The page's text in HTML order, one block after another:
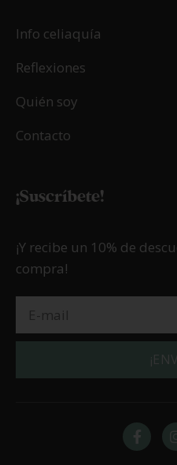
Info celiaquía
Reflexiones
Quién soy
Contacto
¡Suscríbete!
¡Y recibe un 10% de
compra!